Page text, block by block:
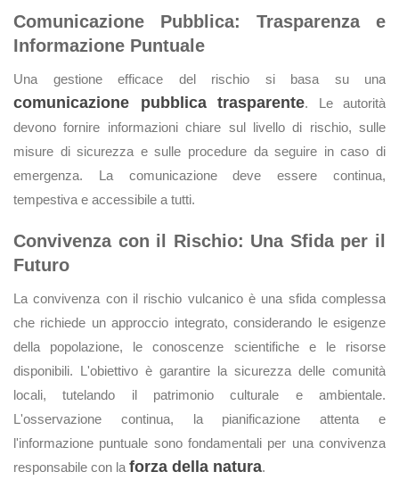
Comunicazione Pubblica: Trasparenza e
Informazione Puntuale
Una gestione efficace del rischio si basa su una
comunicazione pubblica trasparente. Le autorità
devono fornire informazioni chiare sul livello di rischio, sulle
misure di sicurezza e sulle procedure da seguire in caso di
emergenza. La comunicazione deve essere continua,
tempestiva e accessibile a tutti.
Convivenza con il Rischio: Una Sfida per il
Futuro
La convivenza con il rischio vulcanico è una sfida complessa
che richiede un approccio integrato, considerando le esigenze
della popolazione, le conoscenze scientifiche e le risorse
disponibili. L'obiettivo è garantire la sicurezza delle comunità
locali, tutelando il patrimonio culturale e ambientale.
L'osservazione continua, la pianificazione attenta e
l'informazione puntuale sono fondamentali per una convivenza
responsabile con la forza della natura.